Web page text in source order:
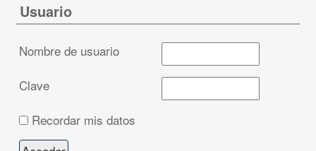
Usuario
Nombre de usuario
Clave
Recordar mis datos